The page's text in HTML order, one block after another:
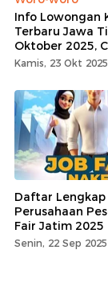
Info Lowongan
Terbaru Jawa
Oktober 2025,
Kamis, 23 Okt
Daftar Lengkap
Perusahaan
Fair Jatim 2025
Senin, 22 Sep 2025